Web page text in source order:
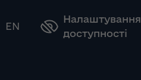
Оберіть свою мову
EN
Налаштування
доступності